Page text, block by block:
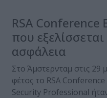
RSA Conference
που
ασφάλεια
Στο Άμστερνταμ στις 29
φέτος το RSA
Security Professional